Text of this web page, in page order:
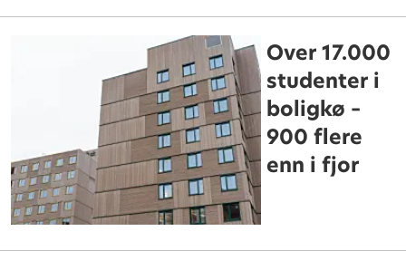
Over 17.000
studenter i
boligkø –
900 flere
enn i fjor